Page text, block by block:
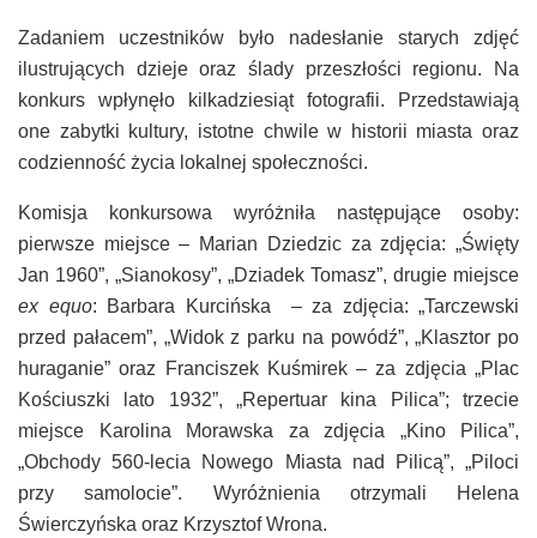
Zadaniem uczestników było nadesłanie starych zdjęć
ilustrujących dzieje oraz ślady przeszłości regionu. Na
konkurs wpłynęło kilkadziesiąt fotografii. Przedstawiają
one zabytki kultury, istotne chwile w historii miasta oraz
codzienność życia lokalnej społeczności.
Komisja konkursowa wyróżniła następujące osoby:
pierwsze miejsce – Marian Dziedzic za zdjęcia: „Święty
Jan 1960”, „Sianokosy”, „Dziadek Tomasz”, drugie miejsce
ex equo: Barbara Kurcińska – za zdjęcia: „Tarczewski
przed pałacem”, „Widok z parku na powódź”, „Klasztor po
huraganie” oraz Franciszek Kuśmirek – za zdjęcia „Plac
Kościuszki lato 1932”, „Repertuar kina Pilica”; trzecie
miejsce Karolina Morawska za zdjęcia „Kino Pilica”,
„Obchody 560-lecia Nowego Miasta nad Pilicą”, „Piloci
przy samolocie”. Wyróżnienia otrzymali Helena
Świerczyńska oraz Krzysztof Wrona.